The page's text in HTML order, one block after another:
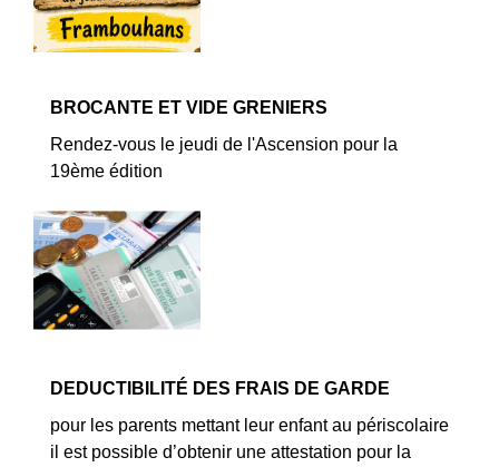
BROCANTE ET VIDE GRENIERS
Rendez-vous le jeudi de l'Ascension pour la
19ème édition
DEDUCTIBILITÉ DES FRAIS DE GARDE
pour les parents mettant leur enfant au périscolaire
il est possible d’obtenir une attestation pour la